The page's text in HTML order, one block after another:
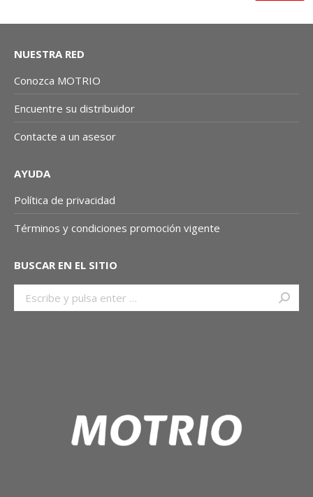
NUESTRA RED
Conozca MOTRIO
Encuentre su distribuidor
Contacte a un asesor
AYUDA
Política de privacidad
Términos y condiciones promoción vigente
BUSCAR EN EL SITIO